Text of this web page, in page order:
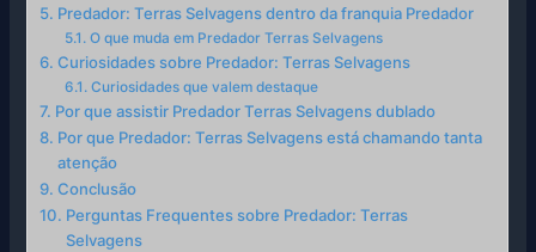
Predador: Terras Selvagens dentro da franquia Predador
O que muda em Predador Terras Selvagens
Curiosidades sobre Predador: Terras Selvagens
Curiosidades que valem destaque
Por que assistir Predador Terras Selvagens dublado
Por que Predador: Terras Selvagens está chamando tanta
atenção
Conclusão
Perguntas Frequentes sobre Predador: Terras
Selvagens